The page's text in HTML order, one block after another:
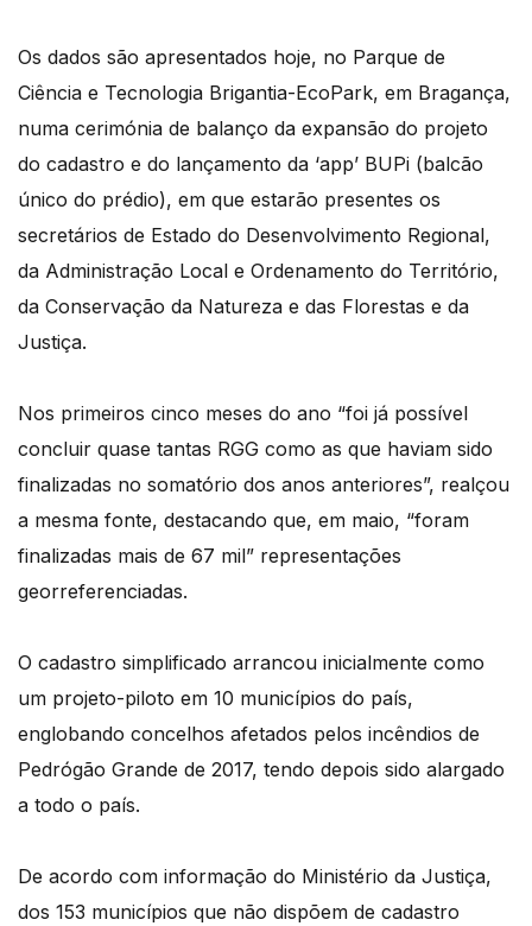
Os dados são apresentados hoje, no Parque de
Ciência e Tecnologia Brigantia-EcoPark, em Bragança,
numa cerimónia de balanço da expansão do projeto
do cadastro e do lançamento da ‘app’ BUPi (balcão
único do prédio), em que estarão presentes os
secretários de Estado do Desenvolvimento Regional,
da Administração Local e Ordenamento do Território,
da Conservação da Natureza e das Florestas e da
Justiça.
Nos primeiros cinco meses do ano “foi já possível
concluir quase tantas RGG como as que haviam sido
finalizadas no somatório dos anos anteriores”, realçou
a mesma fonte, destacando que, em maio, “foram
finalizadas mais de 67 mil” representações
georreferenciadas.
O cadastro simplificado arrancou inicialmente como
um projeto-piloto em 10 municípios do país,
englobando concelhos afetados pelos incêndios de
Pedrógão Grande de 2017, tendo depois sido alargado
a todo o país.
De acordo com informação do Ministério da Justiça,
dos 153 municípios que não dispõem de cadastro